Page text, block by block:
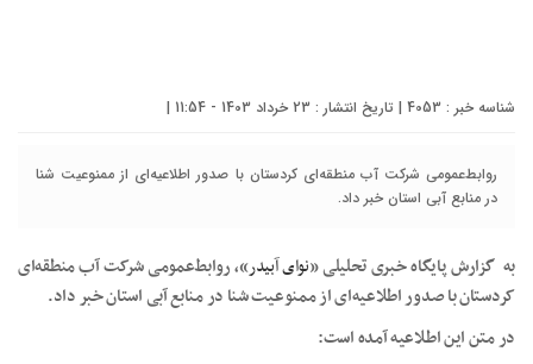
شناسه خبر : 4053 | تاریخ انتشار : 23 خرداد 1403 - 11:54 |
روابط‌عمومی شرکت آب منطقه‌ای کردستان با صدور اطلاعیه‌ای از ممنوعیت شنا
در منابع آبی استان خبر داد.
به گزارش پایگاه خبری تحلیلی «نوای آبیدر»، روابط‌عمومی شرکت آب منطقه‌ای
کردستان با صدور اطلاعیه‌ای از ممنوعیت شنا در منابع آبی استان خبر داد.
در متن این اطلاعیه آمده است: